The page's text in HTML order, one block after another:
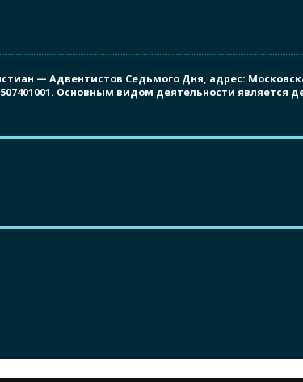
— Адвентистов Седьмого Дня, адрес:
Основным видом деятельности является